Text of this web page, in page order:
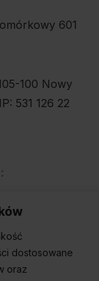
dostosowane
oraz
601
05-100 Nowy
531 126 22